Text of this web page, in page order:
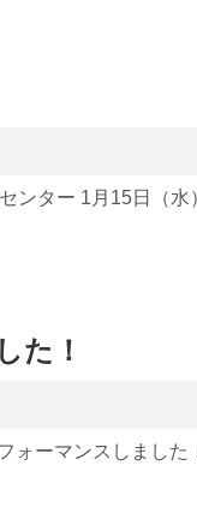
ンター 1月15日（水
た！
ーマンスしました